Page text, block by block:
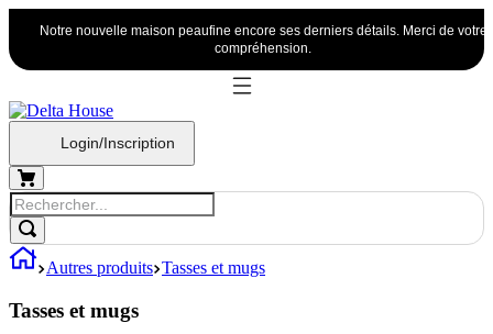
Notre nouvelle maison peaufine encore ses derniers détails. Merci de votre
compréhension.
Login/Inscription
Autres produits Tasses et mugs
Tasses et mugs